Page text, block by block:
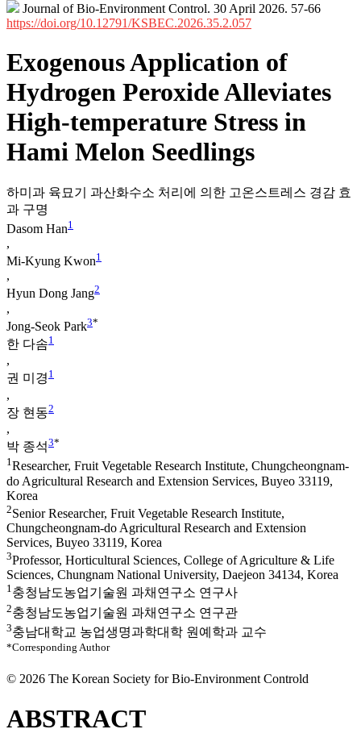
Journal of Bio-Environment Control. 30 April 2026. 57-66
https://doi.org/10.12791/KSBEC.2026.35.2.057
Exogenous Application of
Hydrogen Peroxide Alleviates
High-temperature Stress in
Hami Melon Seedlings
하미과 육묘기 과산화수소 처리에 의한 고온스트레스 경감 효
과 구명
Dasom Han1
,
Mi-Kyung Kwon1
,
Hyun Dong Jang2
,
Jong-Seok Park3*
한 다솜1
,
권 미경 1
,
장 현동2
,
박 종석3*
1Researcher, Fruit Vegetable Research Institute, Chungcheongnam-
do Agricultural Research and Extension Services, Buyeo 33119,
Korea
2Senior Researcher, Fruit Vegetable Research Institute,
Chungcheongnam-do Agricultural Research and Extension
Services, Buyeo 33119, Korea
3Professor, Horticultural Sciences, College of Agriculture & Life
Sciences, Chungnam National University, Daejeon 34134, Korea
1충청남도농업기술원 과채연구소 연구사
2충청남도농업기술원 과채연구소 연구관
3충남대학교 농업생명과학대학 원예학과 교수
*Corresponding Author
© 2026 The Korean Society for Bio-Environment Controld
ABSTRACT